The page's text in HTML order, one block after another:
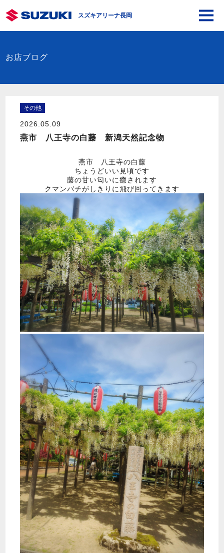
スズキアリーナ長岡
お店ブログ
その他
2026.05.09
燕市 八王寺の白藤 新潟天然記念物
燕市 八王寺の白藤
ちょうどいい見頃です
藤の甘い匂いに癒されます
クマンバチがしきりに飛び回ってきます